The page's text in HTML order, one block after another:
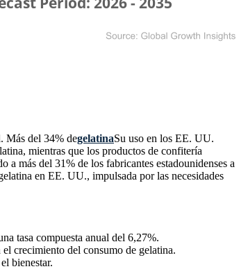
Más del 34% degelatinaSu uso en los EE. UU.
mientras que los productos de confitería
más del 31% de los fabricantes estadounidenses a
en EE. UU., impulsada por las necesidades
tasa compuesta anual del 6,27%.
crecimiento del consumo de gelatina.
bienestar.